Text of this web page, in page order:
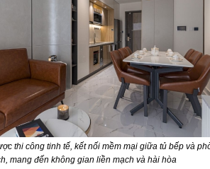
thi công tinh tế, kết nối mềm mại giữa tủ bếp và
mang đến không gian liền mạch và hài hòa